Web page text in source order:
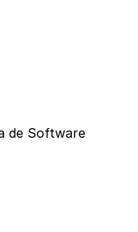
de Software